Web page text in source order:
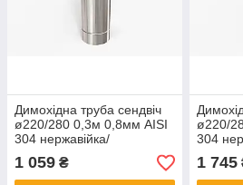
Димохідна труба сендвіч
ø220/280 0,3м 0,8мм AISI
304 нержавійка/
нержавійка
1 059 ₴
ø220/
304
1 745